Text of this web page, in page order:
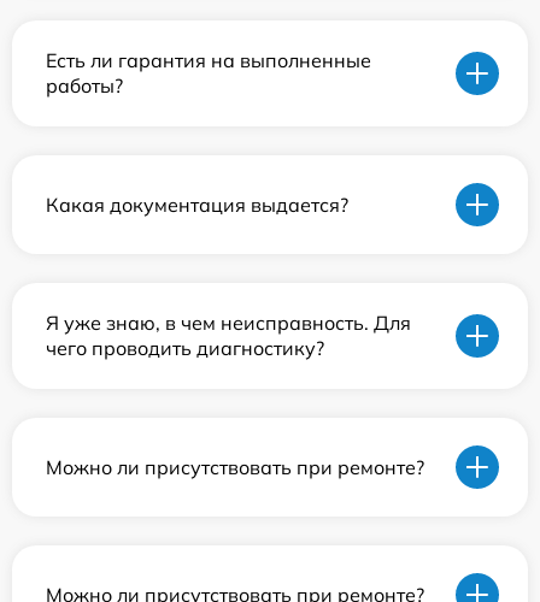
Есть ли гарантия на выполненные
работы?
Какая документация выдается?
Я уже знаю, в чем неисправность. Для
чего проводить диагностику?
Можно ли присутствовать при ремонте?
Можно ли присутствовать при ремонте?